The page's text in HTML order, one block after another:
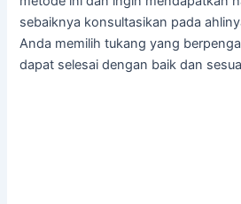
sebaiknya konsultasikan pada
Anda memilih tukang yang
dapat selesai dengan baik dan